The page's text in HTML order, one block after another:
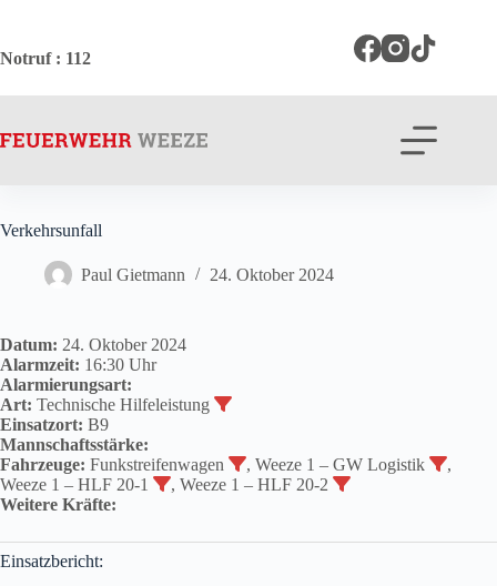
springen
Notruf: 112
Verkehrsunfall
Paul Gietmann 24. Oktober 2024
Datum: 24. Oktober 2024
Alarmzeit: 16:30 Uhr
Alarmierungsart:
Art: Technische Hilfeleistung
Einsatzort: B9
Mannschaftsstärke:
Fahrzeuge: Funkstreifenwagen , Weeze 1 – GW Logistik
,
Weeze 1 – HLF 20-1
, Weeze 1 – HLF 20-2
Weitere Kräfte:
Einsatzbericht: